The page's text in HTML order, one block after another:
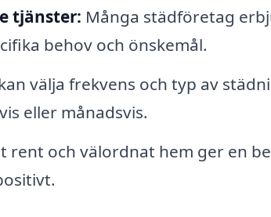
tjänster: Många städföretag
behov och önskemål.
välja frekvens och typ av
eller månadsvis.
rent och välordnat hem ger en